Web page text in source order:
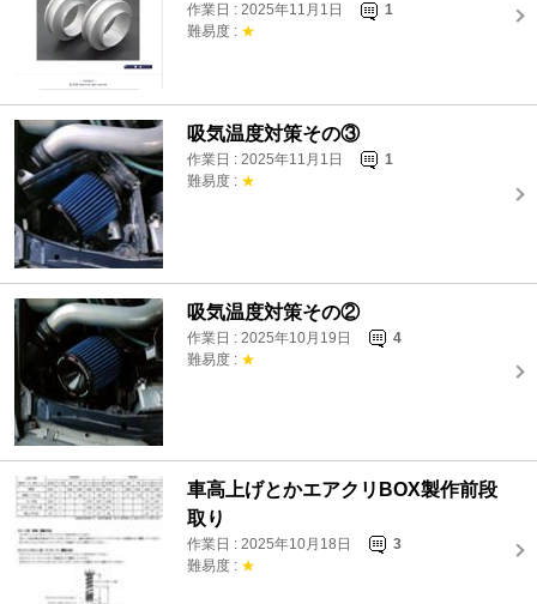
作業日 : 2025年11月1日
1
難易度 : ★
吸気温度対策その③
作業日 : 2025年11月1日
1
難易度 : ★
吸気温度対策その②
作業日 : 2025年10月19日
4
難易度 : ★
車高上げとかエアクリBOX製作前段
取り
作業日 : 2025年10月18日
3
難易度 : ★